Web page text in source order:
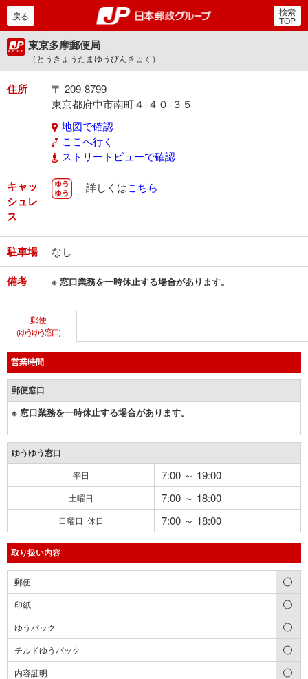
郵便局・日本郵政グルー
戻る 検索
TOP
東京多摩郵便局
（とうきょうたまゆうびんきょく）
住所
〒 209-8799
東京都府中市南町４-４０-３５
地図で確認
ここへ行く
ストリートビューで確認
キャッ
シュレ
ス
ゆうゆう
詳しくはこちら
駐車場 なし
備考 ※ 窓口業務を一時休止する場合があります。
郵便
（ゆうゆう窓口）
営業時間
郵便窓口
※ 窓口業務を一時休止する場合があります。
ゆうゆう窓口
平日 7:00 ～ 19:00
土曜日 7:00 ～ 18:00
日曜日･休日 7:00 ～ 18:00
取り扱い内容
郵便
印紙
ゆうパック
チルドゆうパック
内容証明